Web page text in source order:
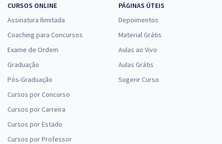
CURSOS ONLINE
Assinatura Ilimitada
Coaching para Concursos
Exame de Ordem
Graduação
Pós-Graduação
Cursos por Concurso
Cursos por Carreira
Cursos por Estado
Cursos por Professor
PÁGINAS ÚTEIS
Depoimentos
Material Grátis
Aulas ao Vivo
Aulas Grátis
Sugerir Curso